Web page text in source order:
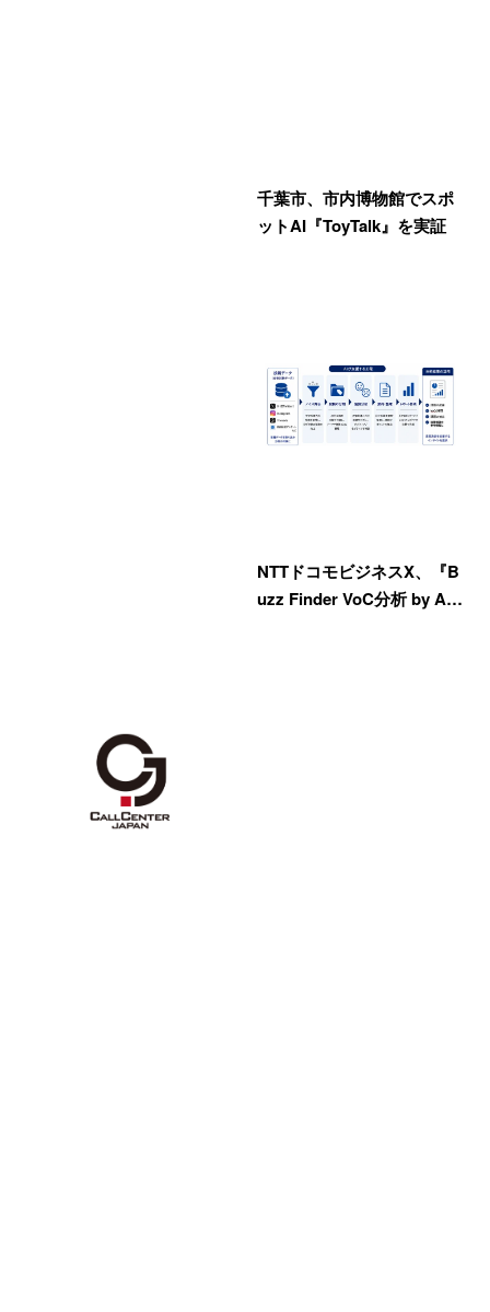
千葉市、市内博物館でスポ
ットAI『ToyTalk』を実証
NTTドコモビジネスX、『B
uzz Finder VoC分析 by A…